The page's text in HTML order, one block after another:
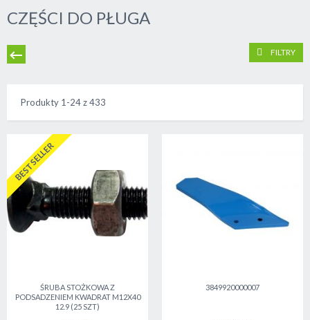
CZĘŚCI DO PŁUGA
Produkty 1-24z433
BESTSELLER
ŚRUBA STOŻKOWA Z
PODSADZENIEM KWADRAT M12X40
12.9 (25 SZT)
3849920000007
FILTRY